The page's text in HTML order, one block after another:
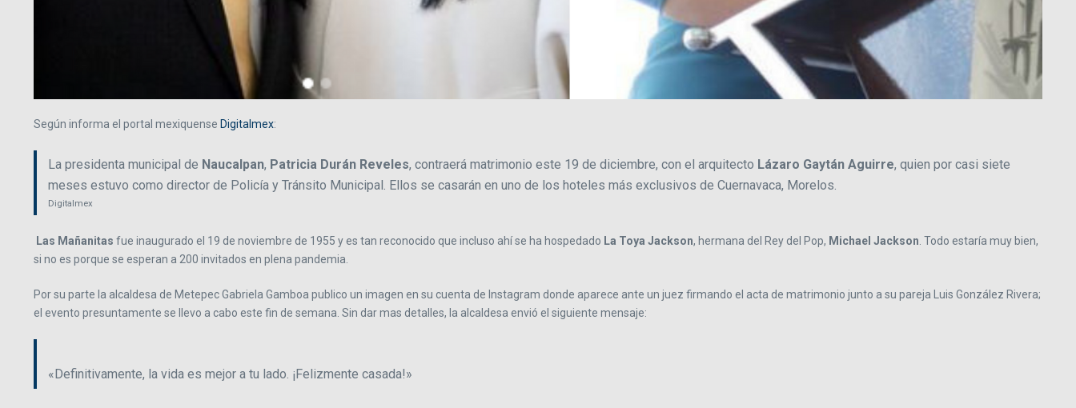
Según informa el portal mexiquense Digitalmex:
La presidenta municipal de Naucalpan, Patricia Durán Reveles, contraerá matrimonio este 19 de diciembre, con el arquitecto Lázaro Gaytán Aguirre, quien por casi siete
meses estuvo como director de Policía y Tránsito Municipal. Ellos se casarán en uno de los hoteles más exclusivos de Cuernavaca, Morelos.
Digitalmex
Las Mañanitas fue inaugurado el 19 de noviembre de 1955 y es tan reconocido que incluso ahí se ha hospedado La Toya Jackson, hermana del Rey del Pop, Michael Jackson . Todo estaría muy bien,
si no es porque se esperan a 200 invitados en plena pandemia.
Por su parte la alcaldesa de Metepec Gabriela Gamboa publico un imagen en su cuenta de Instagram donde aparece ante un juez firmando el acta de matrimonio junto a su pareja Luis González Rivera;
el evento presuntamente se llevo a cabo este fin de semana. Sin dar mas detalles, la alcaldesa envió el siguiente mensaje:
«Definitivamente, la vida es mejor a tu lado. ¡Felizmente casada!»